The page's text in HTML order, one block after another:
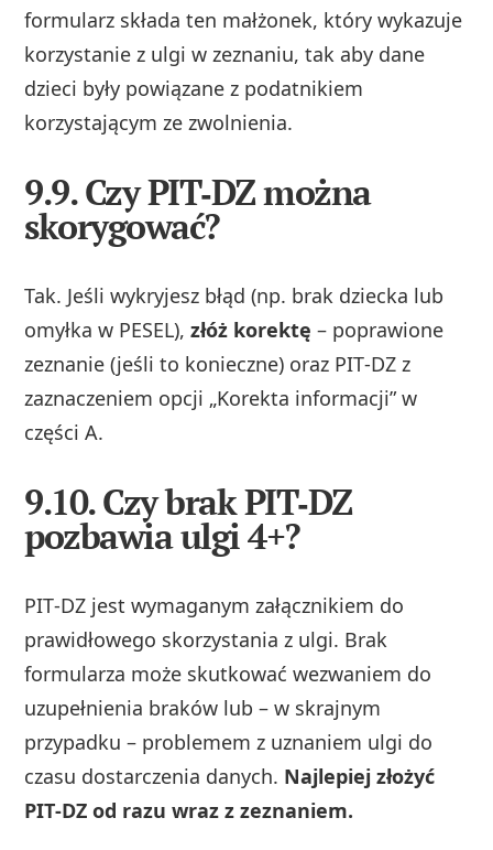
formularz składa ten małżonek, który wykazuje
korzystanie z ulgi w zeznaniu, tak aby dane
dzieci były powiązane z podatnikiem
korzystającym ze zwolnienia.
9.9. Czy PIT‑DZ można
skorygować?
Tak. Jeśli wykryjesz błąd (np. brak dziecka lub
omyłka w PESEL),złóż korektę – poprawione
zeznanie (jeśli to konieczne) oraz PIT‑DZ z
zaznaczeniem opcji „Korekta informacji” w
części A.
9.10. Czy brak PIT‑DZ
pozbawia ulgi 4+?
PIT‑DZ jest wymaganym załącznikiem do
prawidłowego skorzystania z ulgi. Brak
formularza może skutkować wezwaniem do
uzupełnienia braków lub – w skrajnym
przypadku – problemem z uznaniem ulgi do
czasu dostarczenia danych. Najlepiej złożyć
PIT‑DZ od razu wraz z zeznaniem.